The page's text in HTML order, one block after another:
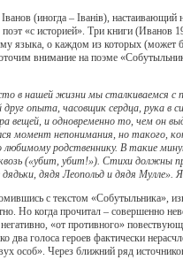
(иногда – Iванiв), настаивающий
«с историей». Три книги (Иванов
языка, о каждом из которых (может
внимание на поэме «Собутыльник
в нашей жизни мы сталкиваемся с
опыта, часовщик сердца, рука в
вещей, и одновременно то, чем он
момент непонимания, но такого,
любимому родственнику. В такие
(«убит, убит!»). Стихи должны
дядя Леопольд и дядя
с текстом «Собутыльника»,
Но когда прочитал – совершенно
«от противного»
два голоса героев фактически
особ». Через ближний ряд